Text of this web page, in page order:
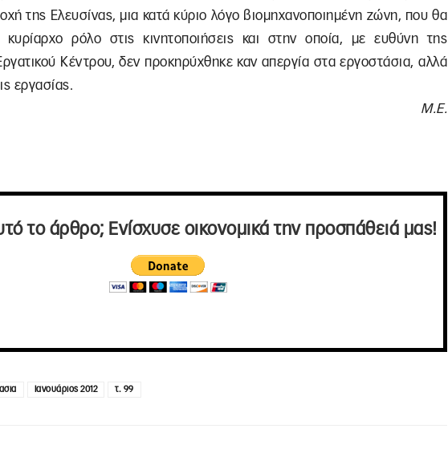
της Ελευσίνας, μια κατά κύριο λόγο βιομηχανοποιημένη ζώνη, που θα
κυρίαρχο ρόλο στις κινητοποιήσεις και στην οποία, με ευθύνη της
Κέντρου, δεν προκηρύχθηκε καν απεργία στα εργοστάσια, αλλά
εργασίας.
Μ.Ε.
το άρθρο; Ενίσχυσε οικονομικά την προσπάθειά μας!
Ιανουάριος 2012 τ. 99